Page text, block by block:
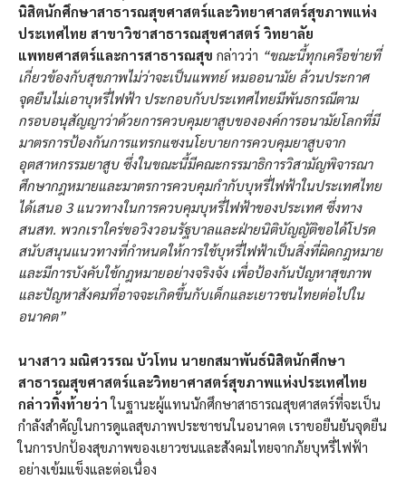
นิสิตนักศึกษาสาธารณสุขศาสตร์และวิทยาศาสตร์สุขภาพแห่ง
ประเทศไทย สาขาวิชาสาธารณสุขศาสตร์ วิทยาลัย
แพทยศาสตร์และการสาธารณสุข กล่าวว่า “ขณะนี้ทุกเครือข่ายที่
เกี่ยวข้องกับสุขภาพไม่ว่าจะเป็นแพทย์ หมออนามัย ล้วนประกาศ
จุดยืนไม่เอาบุหรี่ไฟฟ้า ประกอบกับประเทศไทยมีพันธกรณีตาม
กรอบอนุสัญญาว่าด้วยการควบคุมยาสูบขององค์การอนามัยโลกที่มี
มาตรการป้องกันการแทรกแซงนโยบายการควบคุมยาสูบจาก
อุตสาหกรรมยาสูบ ซึ่งในขณะนี้มีคณะกรรมาธิการวิสามัญพิจารณา
ศึกษากฎหมายและมาตรการควบคุมกำกับบุหรี่ไฟฟ้าในประเทศไทย
ได้เสนอ 3 แนวทางในการควบคุมบุหรี่ไฟฟ้าของประเทศ ซึ่งทาง
สนสท. พวกเราใคร่ขอวิงวอนรัฐบาลและฝ่ายนิติบัญญัติขอได้โปรด
สนับสนุนแนวทางที่กำหนดให้การใช้บุหรี่ไฟฟ้าเป็นสิ่งที่ผิดกฎหมาย
และมีการบังคับใช้กฎหมายอย่างจริงจัง เพื่อป้องกันปัญหาสุขภาพ
และปัญหาสังคมที่อาจจะเกิดขึ้นกับเด็กและเยาวชนไทยต่อไปใน
อนาคต”
นางสาว มณิศวรรณ บัวโทน นายกสมาพันธ์นิสิตนักศึกษา
สาธารณสุขศาสตร์และวิทยาศาสตร์สุขภาพแห่งประเทศไทย
กล่าวทิ้งท้ายว่าในฐานะผู้แทนนักศึกษาสาธารณสุขศาสตร์ที่จะเป็น
กำลังสำคัญในการดูแลสุขภาพประชาชนในอนาคต เราขอยืนยันจุดยืน
ในการปกป้องสุขภาพของเยาวชนและสังคมไทยจากภัยบุหรี่ไฟฟ้า
อย่างเข้มแข็งและต่อเนื่อง